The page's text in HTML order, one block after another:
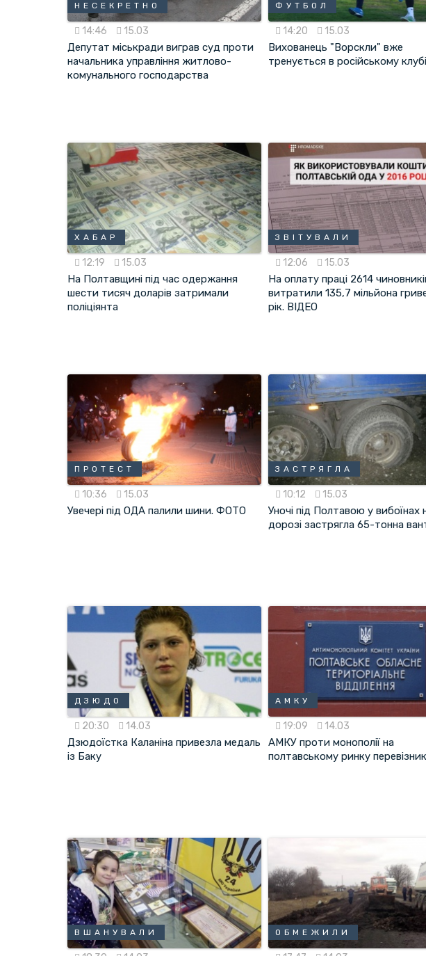
НЕСЕКРЕТНО
14:46 15.03
Депутат міськради виграв суд проти
начальника управління житлово-
комунального господарства
ФУТБОЛ
14:20 15.03
Вихованець "Ворскли" вже
тренується в російському клубі
ХАБАР
12:19 15.03
На Полтавщині під час одержання
шести тисяч доларів затримали
поліціянта
ЗВІТУВАЛИ
12:06 15.03
На оплату праці 2614
витратили 135,7 мільйона
рік. ВІДЕО
ПРОТЕСТ
10:36 15.03
Увечері під ОДА палили шини. ФОТО
ЗАСТРЯГЛА
10:12 15.03
Уночі під Полтавою у вибоїнах
дорозі застрягла 65-тонна
ДЗЮДО
20:30 14.03
Дзюдоїстка Каланіна привезла медаль
із Баку
АМКУ
19:09 14.03
АМКУ проти монополії на
полтавському ринку
ВШАНУВАЛИ ОБМЕЖИЛИ